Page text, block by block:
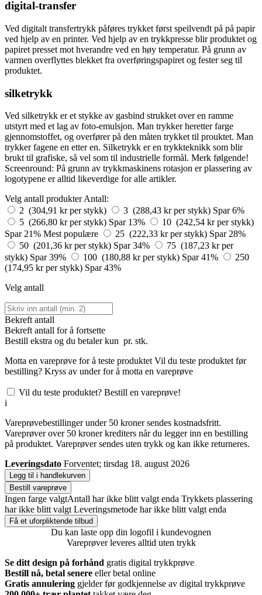
digital-transfer
Ved digitalt transfertrykk påføres trykket først speilvendt på på papir
ved hjelp av en printer. Ved hjelp av en trykkpresse blir produktet og
papiret presset mot hverandre ved en høy temperatur. På grunn av
varmen overflyttes blekket fra overføringspapiret og fester seg til
produktet.
silketrykk
Ved silketrykk er et stykke av gasbind strukket over en ramme
utstyrt med et lag av foto-emulsjon. Man trykker heretter farge
gjennomstoffet, og overfører på den måten trykket til prouktet. Man
trykker fagene en etter en. Silketrykk er en trykkteknikk som blir
brukt til grafiske, så vel som til industrielle formål. Merk følgende!
Screenround: På grunn av trykkmaskinens rotasjon er plassering av
logotypene er alltid likeverdige for alle artikler.
Velg antall produkterAntall:
2 (304,91 kr per stykk)
3 (288,43 kr per stykk) Spar 6%
5 (266,80 kr per stykk) Spar 13%
10 (242,54 kr per stykk)
Spar 21% Mest populære 25 (222,33 kr per stykk) Spar 28%
50 (201,36 kr per stykk) Spar 34%
75 (187,23 kr per
stykk) Spar 39% 100 (180,88 kr per stykk) Spar 41%
250
(174,95 kr per stykk) Spar 43%
Velg antall
Bekreft antall
Bekreft antall for å fortsette
Bestill ekstra og du betaler kun pr. stk.
Motta en vareprøve for å teste produktetVil du teste produktet før
bestilling? Kryss av under for å motta en vareprøve
Vil du teste produktet? Bestill en vareprøve!
i
Vareprøvebestillinger under 50 kroner sendes kostnadsfritt.
Vareprøver over 50 kroner krediters når du legger inn en bestilling
på produktet. Vareprøver sendes uten trykk og kan ikke returneres.
Leveringsdato Forventet; tirsdag 18. august 2026
Legg til i handlekurven
Bestill vareprøve
Ingen farge valgtAntall har ikke blitt valgt enda Trykkets plassering
har ikke blitt valgt Leveringsmetode har ikke blitt valgt enda
Få et uforpliktende tilbud
Du kan laste opp din logofil i kundevognen
Vareprøver leveres alltid uten trykk
Se ditt design på forhånd gratis digital trykkprøve
Bestill nå, betal senere eller betal online
Gratis annulering gjelder før godkjennelse av digital trykkprøve